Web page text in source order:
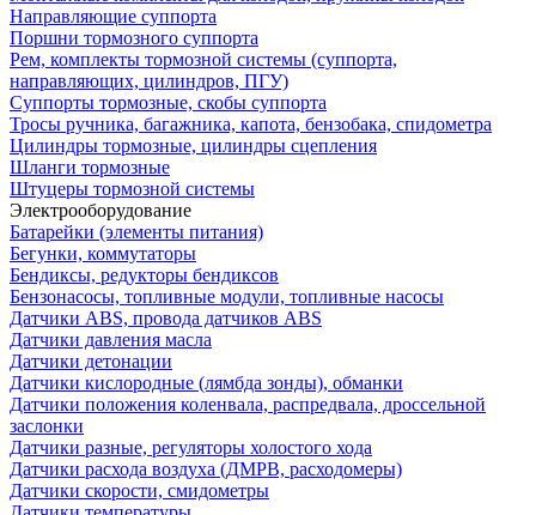
Направляющие суппорта
Поршни тормозного суппорта
Рем, комплекты тормозной системы (суппорта,
направляющих, цилиндров, ПГУ)
Суппорты тормозные, скобы суппорта
Тросы ручника, багажника, капота, бензобака, спидометра
Цилиндры тормозные, цилиндры сцепления
Шланги тормозные
Штуцеры тормозной системы
Электрооборудование
Батарейки (элементы питания)
Бегунки, коммутаторы
Бендиксы, редукторы бендиксов
Бензонасосы, топливные модули, топливные насосы
Датчики ABS, провода датчиков ABS
Датчики давления масла
Датчики детонации
Датчики кислородные (лямбда зонды), обманки
Датчики положения коленвала, распредвала, дроссельной
заслонки
Датчики разные, регуляторы холостого хода
Датчики расхода воздуха (ДМРВ, расходомеры)
Датчики скорости, смидометры